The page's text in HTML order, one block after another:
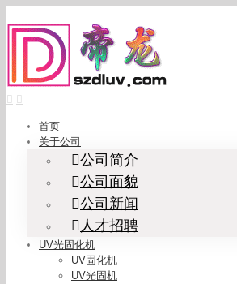
to
content
首页
关于公司
公司简介
公司面貌
公司新闻
人才招聘
UV光固化机
UV固化机
UV光固机